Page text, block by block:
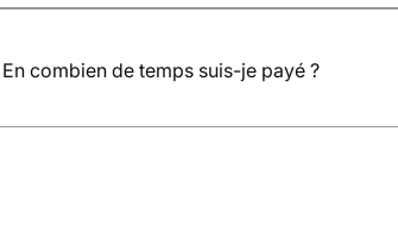
Oui. L’envoi initial vers Whatimisit est pris en
En combien de temps suis-je payé ?
Une fois la montre reçue, vérifiée et l’offre